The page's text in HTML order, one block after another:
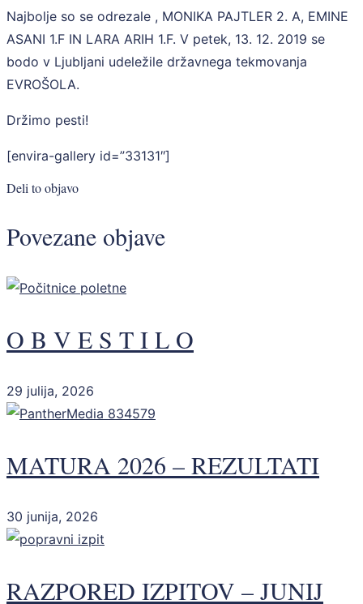
v
poznavanju
EU
Najbolje so se odrezale , MONIKA PAJTLER 2. A, EMINE
ASANI 1.F IN LARA ARIH 1.F. V petek, 13. 12. 2019 se
bodo v Ljubljani udeležile državnega tekmovanja
EVROŠOLA.
Držimo pesti!
[envira-gallery id=”33131″]
Deli to objavo
Povezane objave
O B V E S T I L O
29 julija, 2026
MATURA 2026 – REZULTATI
30 junija, 2026
RAZPORED IZPITOV – JUNIJ